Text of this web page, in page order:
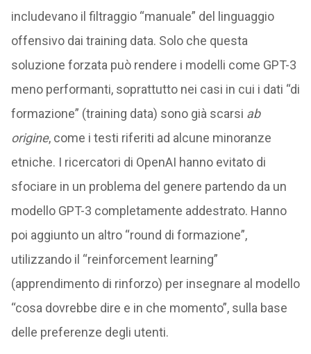
includevano il filtraggio “manuale” del linguaggio
offensivo dai training data. Solo che questa
soluzione forzata può rendere i modelli come GPT-3
meno performanti, soprattutto nei casi in cui i dati “di
formazione” (training data) sono già scarsi ab
origine, come i testi riferiti ad alcune minoranze
etniche. I ricercatori di OpenAI hanno evitato di
sfociare in un problema del genere partendo da un
modello GPT-3 completamente addestrato. Hanno
poi aggiunto un altro “round di formazione”,
utilizzando il “reinforcement learning”
(apprendimento di rinforzo) per insegnare al modello
“cosa dovrebbe dire e in che momento”, sulla base
delle preferenze degli utenti.